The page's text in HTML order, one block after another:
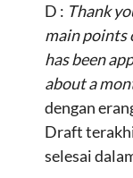
D : Thank
main points
has been
about a
dengan
Draft
selesai